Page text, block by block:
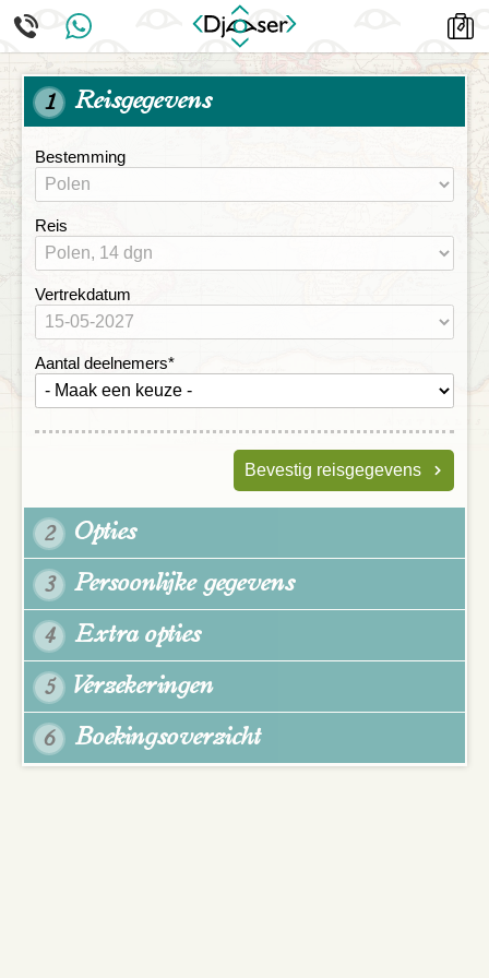
1 Reisgegevens
Bestemming
Reis
Vertrekdatum
Aantal deelnemers*
Bevestig reisgegevens
2 Opties
3 Persoonlijke gegevens
4 Extra opties
5 Verzekeringen
6 Boekingsoverzicht